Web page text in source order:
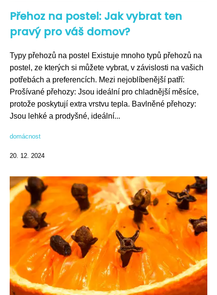
Přehoz na postel: Jak vybrat ten
pravý pro váš domov?
Typy přehozů na postel Existuje mnoho typů přehozů na
postel, ze kterých si můžete vybrat, v závislosti na vašich
potřebách a preferencích. Mezi nejoblíbenější patří:
Prošívané přehozy: Jsou ideální pro chladnější měsíce,
protože poskytují extra vrstvu tepla. Bavlněné přehozy:
Jsou lehké a prodyšné, ideální...
domácnost
20. 12. 2024